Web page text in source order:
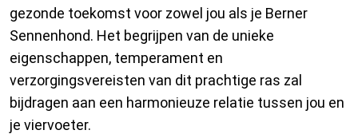
gezonde toekomst voor zowel jou als je Berner
Sennenhond. Het begrijpen van de unieke
eigenschappen, temperament en
verzorgingsvereisten van dit prachtige ras zal
bijdragen aan een harmonieuze relatie tussen jou en
je viervoeter.